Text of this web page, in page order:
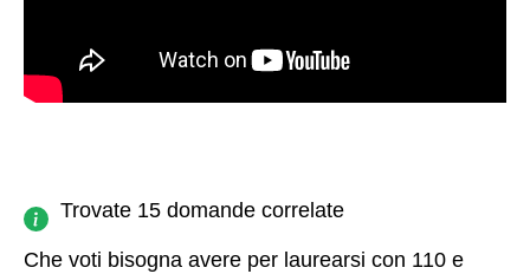
Trovate 15 domande correlate
Che voti bisogna avere per laurearsi con 110 e